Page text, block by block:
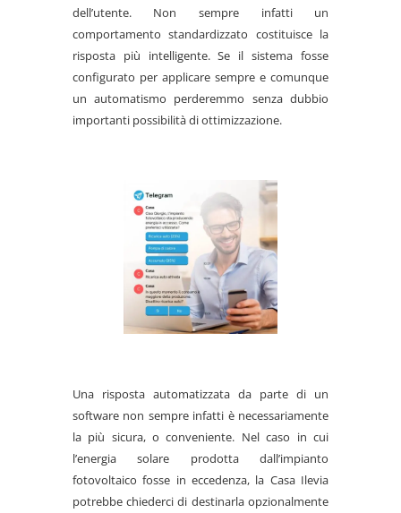
dell’utente. Non sempre infatti un
comportamento standardizzato costituisce la
risposta più intelligente. Se il sistema fosse
configurato per applicare sempre e comunque
un automatismo perderemmo senza dubbio
importanti possibilità di ottimizzazione.
Una risposta automatizzata da parte di un
software non sempre infatti è necessariamente
la più sicura, o conveniente. Nel caso in cui
l’energia solare prodotta dall’impianto
fotovoltaico fosse in eccedenza, la Casa Ilevia
potrebbe chiederci di destinarla opzionalmente